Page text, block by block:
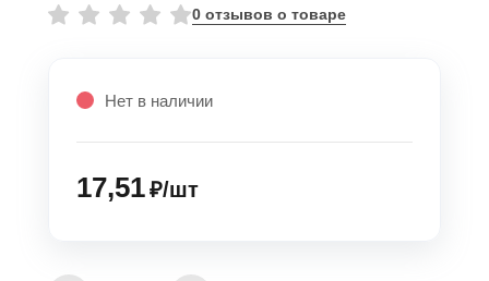
0 отзывов о товаре
Нет в наличии
17,51₽/шт